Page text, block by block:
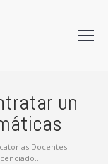
un
Docentes